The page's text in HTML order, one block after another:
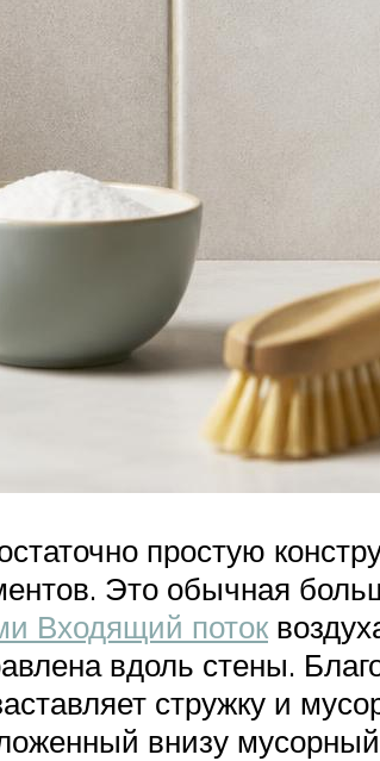
простую
Это обычная
Входящий поток
вдоль стены.
стружку и
внизу мусорный